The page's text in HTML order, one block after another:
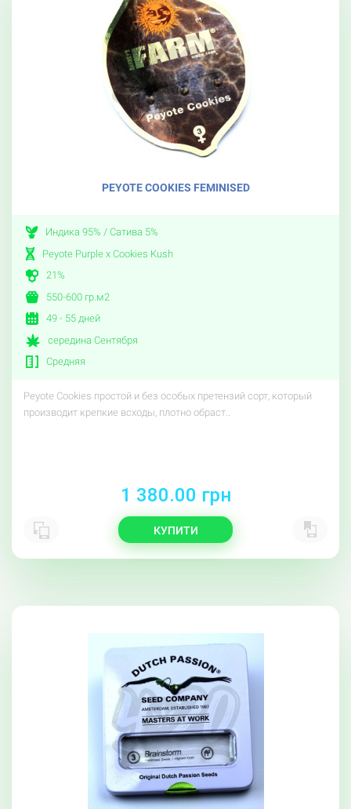
PEYOTE COOKIES FEMINISED
Индика 95% / Сатива 5%
Peyote Purple x Cookies Kush
21%
550-600 гр.м2
49 - 55 дней
середина Сентября
Средняя
Peyote Cookies простой и без особых претензий сорт, который
производит крепкие всходы, плотно обраст..
1 380.00 грн
КУПИТИ